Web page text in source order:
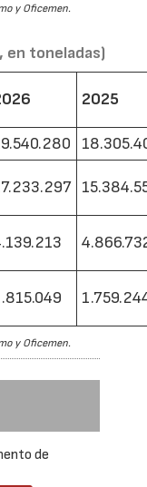
y Oficemen.
en toneladas)
2025
y Oficemen.
de